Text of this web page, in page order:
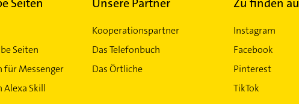
Seiten
für Messenger
Alexa Skill
Kooperationspartner
Das Telefonbuch
Das Örtliche
Instagram
Facebook
Pinterest
TikTok